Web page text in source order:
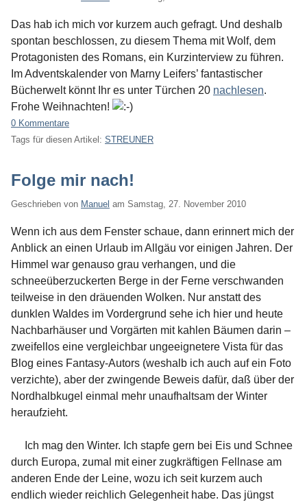
Das hab ich mich vor kurzem auch gefragt. Und deshalb
spontan beschlossen, zu diesem Thema mit Wolf, dem
Protagonisten des Romans, ein Kurzinterview zu führen.
Im Adventskalender von Marny Leifers’ fantastischer
Bücherwelt könnt Ihr es unter Türchen 20 nachlesen.
Frohe Weihnachten!
0 Kommentare
Tags für diesen Artikel: STREUNER
Folge mir nach!
Geschrieben von Manuel am Samstag, 27. November 2010
Wenn ich aus dem Fenster schaue, dann erinnert mich der
Anblick an einen Urlaub im Allgäu vor einigen Jahren. Der
Himmel war genauso grau verhangen, und die
schneeüberzuckerten Berge in der Ferne verschwanden
teilweise in den dräuenden Wolken. Nur anstatt des
dunklen Waldes im Vordergrund sehe ich hier und heute
Nachbarhäuser und Vorgärten mit kahlen Bäumen darin –
zweifellos eine vergleichbar ungeeignetere Vista für das
Blog eines Fantasy-Autors (weshalb ich auch auf ein Foto
verzichte), aber der zwingende Beweis dafür, daß über der
Nordhalbkugel einmal mehr unaufhaltsam der Winter
heraufzieht.
Ich mag den Winter. Ich stapfe gern bei Eis und Schnee
durch Europa, zumal mit einer zugkräftigen Fellnase am
anderen Ende der Leine, wozu ich seit kurzem auch
endlich wieder reichlich Gelegenheit habe. Das jüngst